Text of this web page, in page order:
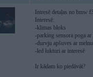
Intresē detaļas no bmw
Interesē:
-klimas bloks
-parking sensora poga
-durvju apšuves ar
-led lukturi ar interesē
Ir kādam ko piedāvāt?